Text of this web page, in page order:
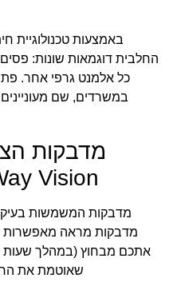
באמצעות טכנולוגיית
החלבית דוגמאות שונות:
כל אלמנט גרפי אחר.
במשרדים, שם
Vision)
מדבקות המשמשות
מדבקות מראה מאפשרות
אתכם מבחוץ (במהלך שעות
שאוטמת את